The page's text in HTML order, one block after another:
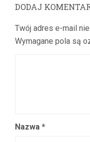
DODAJ
Twój adres e-mail
Wymagane pola są
Nazwa *